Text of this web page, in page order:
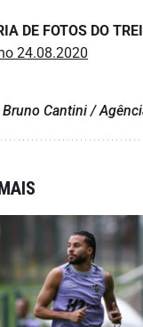
DE FOTOS DO
Cantini /